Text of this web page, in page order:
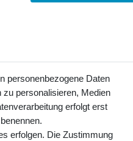
personenbezogene Daten
personalisieren, Medien
erfolgt erst
erfolgen. Die Zustimmung